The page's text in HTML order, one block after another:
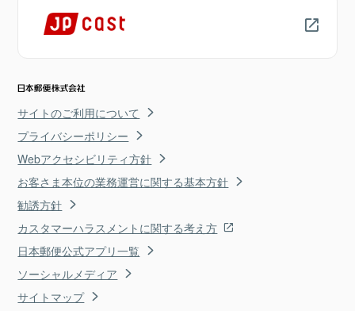
サイトのご利用について
プライバシーポリシー
Webアクセシビリティ方針
お客さま本位の業務運営に関する基本方針
勧誘方針
カスタマーハラスメントに関する考え方
日本郵便公式アプリ一覧
ソーシャルメディア
サイトマップ